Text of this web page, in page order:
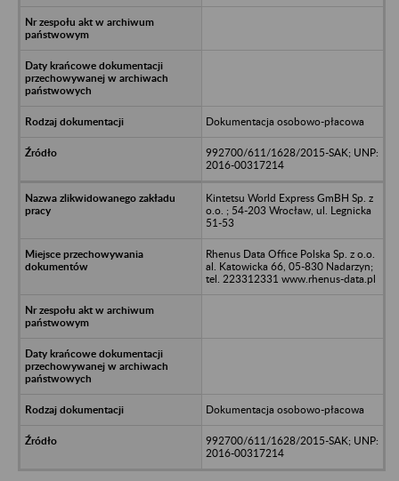
Dokumentacja osobowo-płacowa
992700/611/1628/2015-SAK; UNP:
2016-00317214
Kintetsu World Express GmBH Sp. z
o.o. ; 54-203 Wrocław, ul. Legnicka
51-53
Rhenus Data Office Polska Sp. z o.o.
al. Katowicka 66, 05-830 Nadarzyn;
tel. 223312331 www.rhenus-data.pl
Dokumentacja osobowo-płacowa
992700/611/1628/2015-SAK; UNP:
2016-00317214